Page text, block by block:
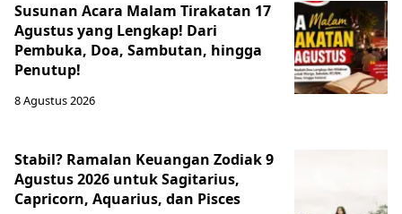
Susunan Acara Malam Tirakatan 17
Agustus yang Lengkap! Dari
Pembuka, Doa, Sambutan, hingga
Penutup!
8 Agustus 2026
Stabil? Ramalan Keuangan Zodiak 9
Agustus 2026 untuk Sagitarius,
Capricorn, Aquarius, dan Pisces